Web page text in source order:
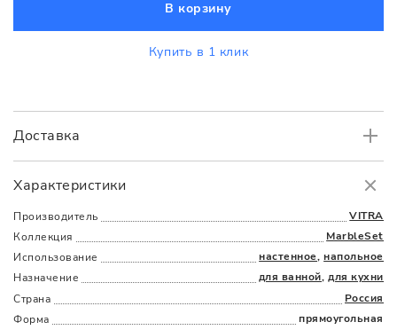
Характеристики
Производитель
VITRA
Коллекция
MarbleSet
Использование
настенное,напольное
Назначение
для ванной,для кухни
Страна
Россия
Форма
прямоугольная
Доставка
Доставка
В корзину
Купить в 1 клик